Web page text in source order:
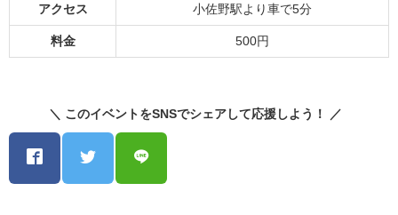
アクセス 小佐野駅より車で5分
料金 500円
＼ このイベントをSNSでシェアして応援しよう！ ／